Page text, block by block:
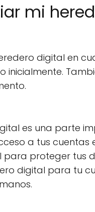
mi
digital en
inicialmente.
es una parte
a tus cuentas
proteger tus
digital para tu